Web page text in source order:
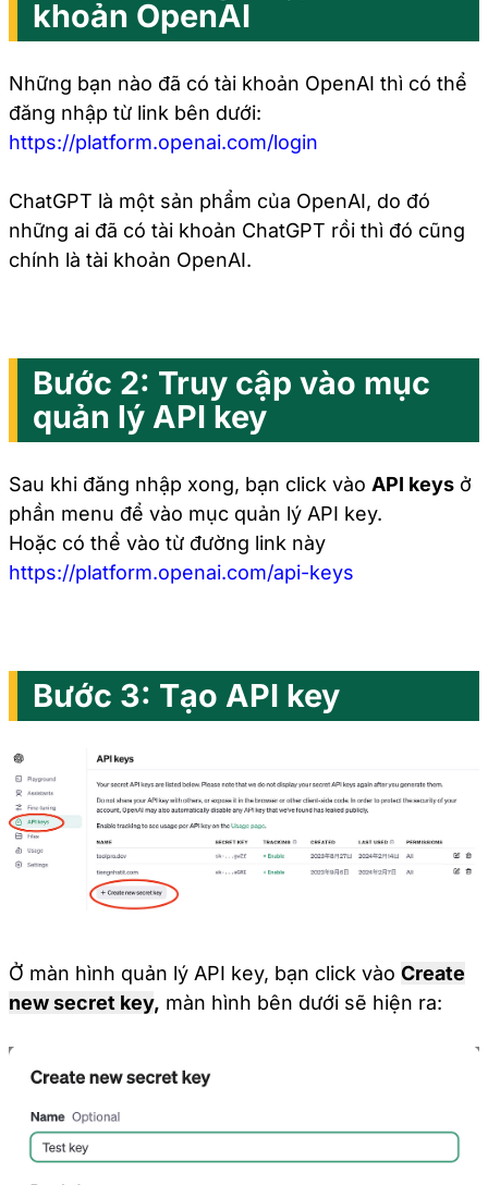
khoản OpenAI
Những bạn nào đã có tài khoản OpenAI thì có thể
đăng nhập từ link bên dưới:
https://platform.openai.com/login
ChatGPT là một sản phẩm của OpenAI, do đó
những ai đã có tài khoản ChatGPT rồi thì đó cũng
chính là tài khoản OpenAI.
Bước 2: Truy cập vào mục
quản lý API key
Sau khi đăng nhập xong, bạn click vào API keys ở
phần menu để vào mục quản lý API key.
Hoặc có thể vào từ đường link này
https://platform.openai.com/api-keys
Bước 3: Tạo API key
Ở màn hình quản lý API key, bạn click vào Create
new secret key, màn hình bên dưới sẽ hiện ra: